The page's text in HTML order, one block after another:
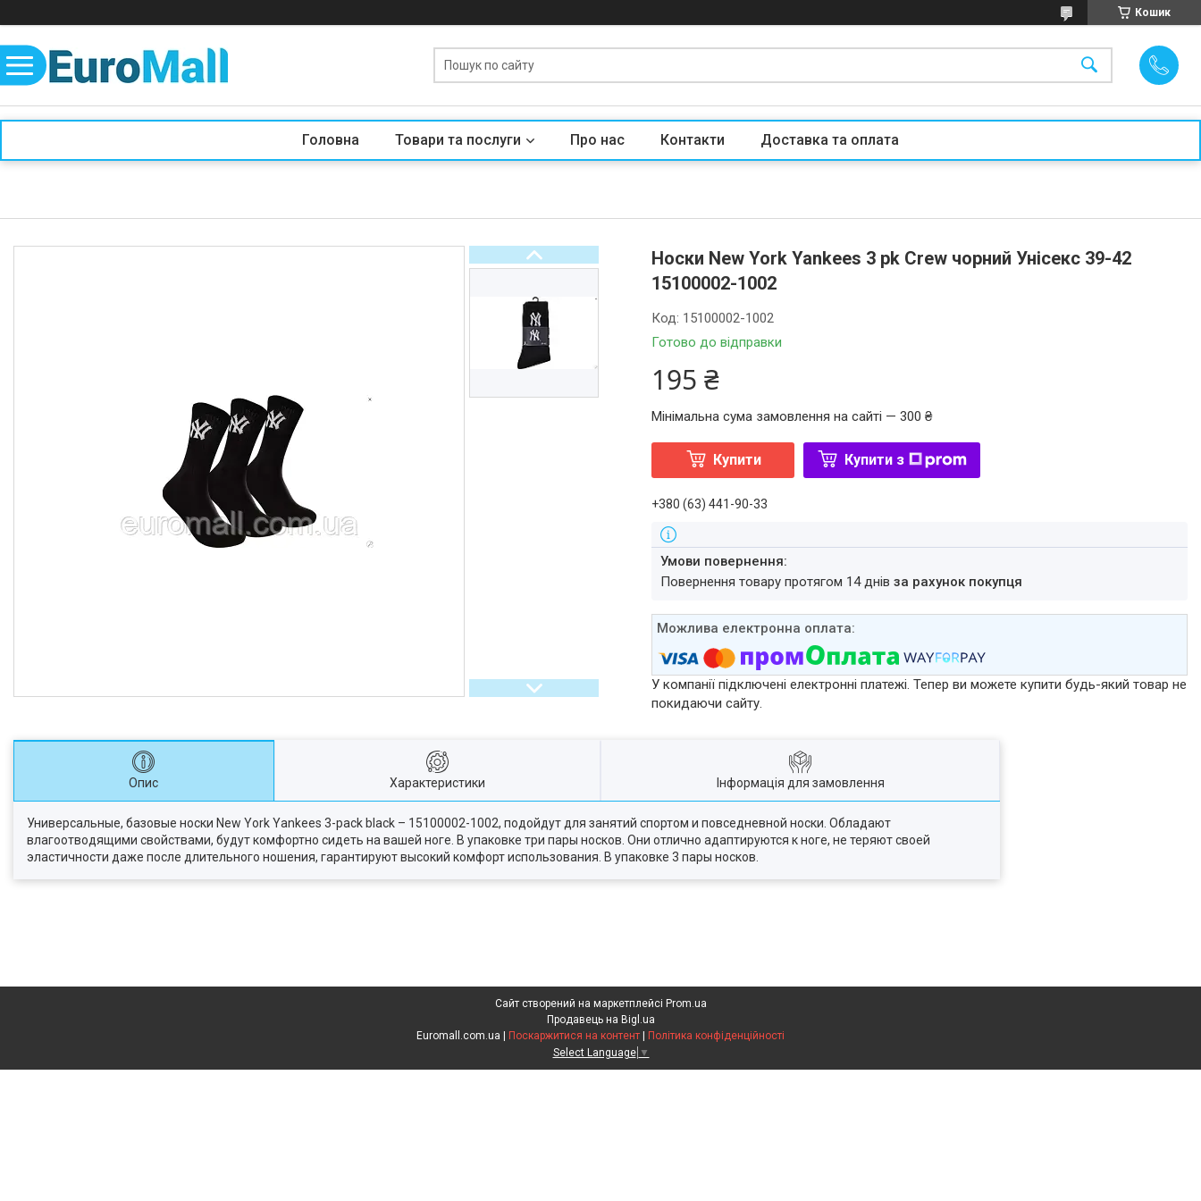
Кошик
Головна Товари та послуги Про нас Контакти Доставка та оплата
Носки New York Yankees 3 pk Crew чорний Унісекс 39-42
15100002-1002
Готово до відправки
Код: 15100002-1002
195 ₴
Мінімальна сума замовлення на сайті — 300 ₴
Купити Купити з
+380 (63) 441-90-33
повернення товару протягом 14 днівза рахунок покупця
У компанії підключені електронні платежі. Тепер ви можете купити будь-який товар не
покидаючи сайту.
Опис Характеристики Інформація для замовлення
Универсальные, базовые носки New York Yankees 3-pack black – 15100002-1002, подойдут для занятий спортом и повседневной носки. Обладают
влагоотводящими свойствами, будут комфортно сидеть на вашей ноге. В упаковке три пары носков. Они отлично адаптируются к ноге, не теряют своей
эластичности даже после длительного ношения, гарантируют высокий комфорт использования. В упаковке 3 пары носков.
Сайт створений на маркетплейсі Prom.ua
Продавець на Bigl.ua
Поскаржитися на контент
Політика конфіденційності
Select Language ▼